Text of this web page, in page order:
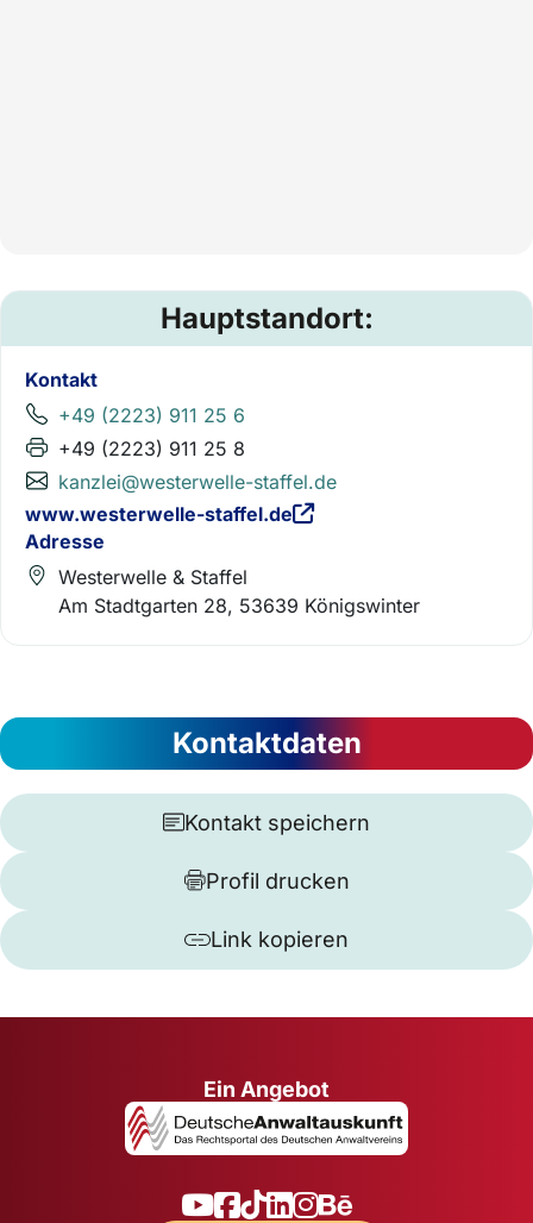
Hauptstandort:
Kontakt
+49 (2223) 911 25 6
+49 (2223) 911 25 8
kanzlei@westerwelle-staffel.de
www.westerwelle-staffel.de
Adresse
Westerwelle & Staffel
Am Stadtgarten 28, 53639 Königswinter
Kontaktdaten
Kontakt speichern
Profil drucken
Link kopieren
Ein Angebot